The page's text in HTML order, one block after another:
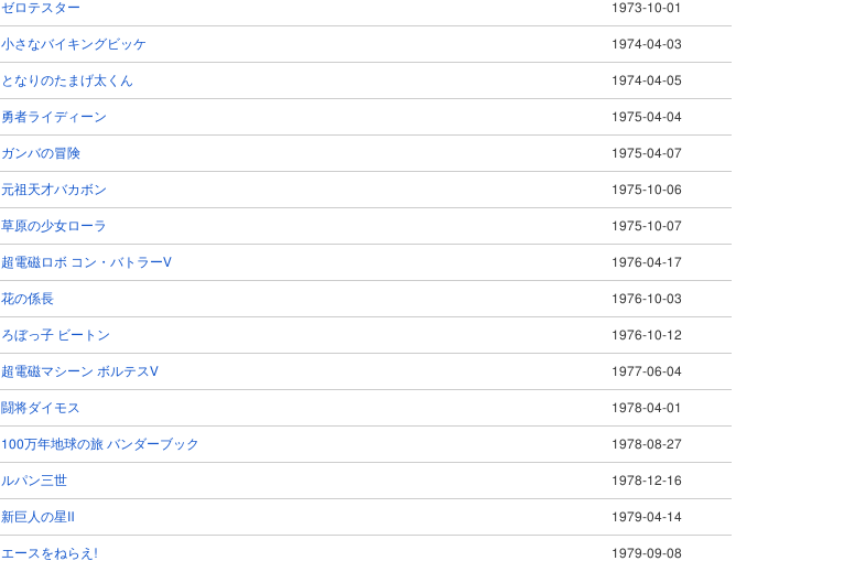
ゼロテスター 1973-10-01
小さなバイキングビッケ 1974-04-03
となりのたまげ太くん 1974-04-05
勇者ライディーン 1975-04-04
ガンバの冒険 1975-04-07
元祖天才バカボン 1975-10-06
草原の少女ローラ 1975-10-07
超電磁ロボ コン・バトラーV 1976-04-17
花の係長 1976-10-03
ろぼっ子 ビートン 1976-10-12
超電磁マシーン ボルテスⅤ 1977-06-04
闘将ダイモス 1978-04-01
100万年地球の旅 バンダーブック 1978-08-27
ルパン三世 1978-12-16
新巨人の星Ⅱ 1979-04-14
エースをねらえ! 1979-09-08